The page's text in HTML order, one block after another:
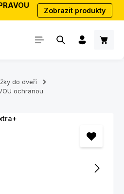
Zobrazit produkty
do dveří
ochranou